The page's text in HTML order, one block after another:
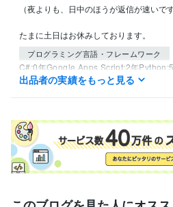
（夜よりも、日中のほうが返信が速いで
たまに土日はお休みしております。
プログラミング言語・フレームワーク
C#:0年Google Apps Script:2年
使用した情報収集
ビジネス代行・事務代行 リサーチ全般
語学力
英語 日常会話レベル
出品者の実績をもっと見る